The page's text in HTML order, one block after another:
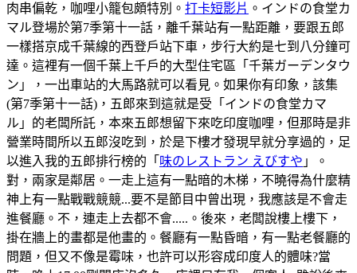
肉串偏乾，咖哩小籠包頗特別。 打卡短影片 。インドの食堂カ
マル登場於第7季第十一話，離千葉站有一點距離，要跟五郎
一樣搭京成千葉線的西登戶站下車，步行大約是七到八分鐘可
達。這裡有一個千葉上千戶的大型住宅區「千葉ガーデンタウ
ン」，一出車站的大馬路就可以看見。如果你有印象，該集
(第7季第十一話)，五郎來到這就是受「インドの食堂カマ
ル」的老闆所託，本來五郎想留下來吃印度咖哩，但那時是非
營業時間所以五郎沒吃到，於是下樓才發現早就分享過的，足
以進入我的五郎排行榜的「 味のレストラン えびすや 」。
對，兩家是鄰居。一走上這有一點暗的木梯，不曉得為什麼精
神上有一點戰戰競競...要不是節目中曾出現，我應該是不會走
進餐廳。不，連走上去都不會.....。後來，老闆說樓上樓下，
掛在牆上的畫都是他畫的。餐廳有一點昏暗，有一點老餐廳的
問題，但又不像是霉味，也許可以形容成印度人的體味?當